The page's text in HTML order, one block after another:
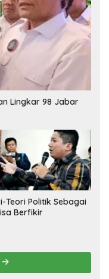
Lingkar 98 Jabar
Teori Politik Sebagai
Berfikir